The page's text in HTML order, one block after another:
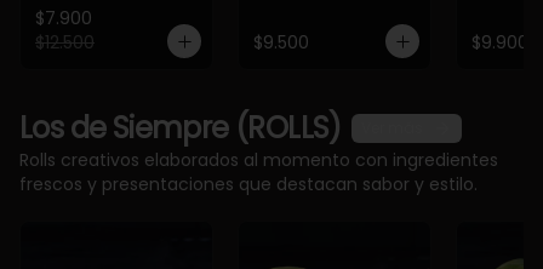
$7.900
$12.500
$9.500 $9.900
Los de Siempre (ROLLS)
Rolls creativos elaborados al momento con ingredientes
frescos y presentaciones que destacan sabor y estilo.